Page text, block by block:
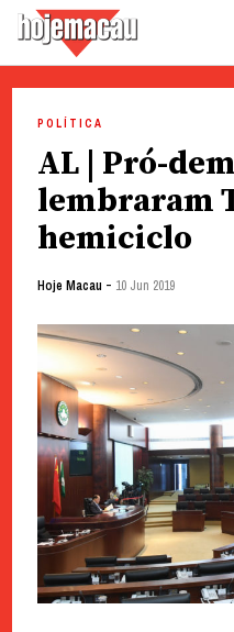
content
POLÍTICA
AL | Pró-
lembraram
hemiciclo
Hoje Macau - 10 Jun 2019